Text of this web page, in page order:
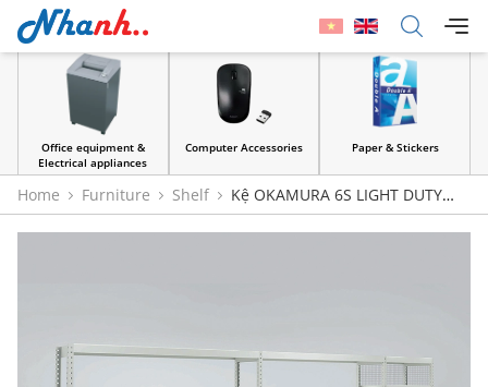
Office equipment &
Electrical appliances
Computer Accessories Paper & Stickers
Home Furniture Shelf
Kệ OKAMURA 6S LIGHT DUTY
SHELVING